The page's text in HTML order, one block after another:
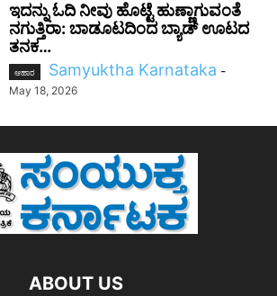
ಇದನ್ನು ಓದಿ ನೀವು ಹೊಟ್ಟೆ ಹುಣ್ಣಾಗುವಂತೆ
ನಗುತ್ತಿರಾ: ಬಾಡೂಟದಿಂದ ಬ್ಯಾಡ್ ಊಟದ
ತನಕ…
ಆಹಾರ Samyuktha Karnataka -
May 18, 2026
ABOUT US